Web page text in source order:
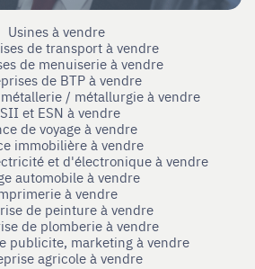
Usines à vendre
de transport à vendre
de menuiserie à vendre
de BTP à vendre
/ métallurgie à vendre
et ESN à vendre
de voyage à vendre
immobilière à vendre
et d'électronique à vendre
automobile à vendre
à vendre
de peinture à vendre
de plomberie à vendre
publicite, marketing à vendre
agricole à vendre